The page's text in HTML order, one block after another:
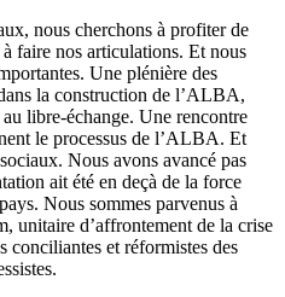
nous cherchons à profiter de
faire nos articulations. Et nous
Une plénière des
la construction de l’ALBA,
libre-échange. Une rencontre
le processus de l’ALBA. Et
Nous avons avancé pas
ait été en deçà de la force
Nous sommes parvenus à
unitaire d’affrontement de la crise
conciliantes et réformistes des